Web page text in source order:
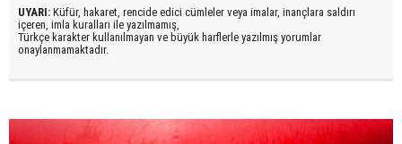
UYARI: Küfür, hakaret, rencide edici cümleler veya imalar, inançlara saldırı
içeren, imla kuralları ile yazılmamış,
Türkçe karakter kullanılmayan ve büyük harflerle yazılmış yorumlar
onaylanmamaktadır.